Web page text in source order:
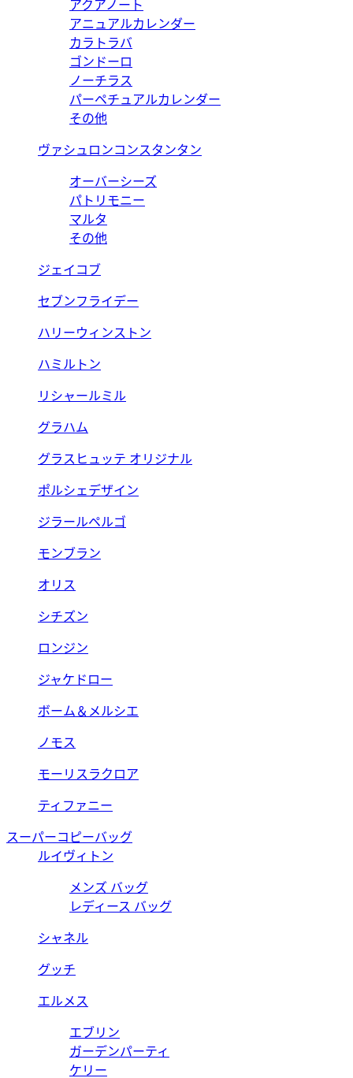
アクアノート
アニュアルカレンダー
カラトラバ
ゴンドーロ
ノーチラス
パーペチュアルカレンダー
その他
ヴァシュロンコンスタンタン
オーバーシーズ
パトリモニー
マルタ
その他
ジェイコブ
セブンフライデー
ハリーウィンストン
ハミルトン
リシャールミル
グラハム
グラスヒュッテ オリジナル
ポルシェデザイン
ジラールペルゴ
モンブラン
オリス
シチズン
ロンジン
ジャケドロー
ボーム＆メルシエ
ノモス
モーリスラクロア
ティファニー
スーパーコピーバッグ
ルイヴィトン
メンズ バッグ
レディース バッグ
シャネル
グッチ
エルメス
エブリン
ガーデンパーティ
ケリー